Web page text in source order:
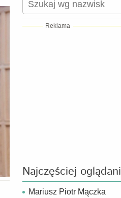
Reklama
Najczęściej oglądani
Mariusz Piotr Mączka